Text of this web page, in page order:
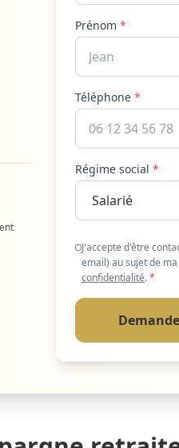
Prénom *
Téléphone *
Régime social *
J'accepte d'être
email) au sujet de
confidentialité.*